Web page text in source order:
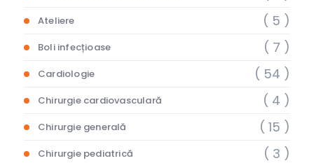
Ateliere ( 5 )
Boli infecțioase ( 7 )
Cardiologie ( 54 )
Chirurgie cardiovasculară ( 4 )
Chirurgie generală ( 15 )
Chirurgie pediatrică ( 3 )